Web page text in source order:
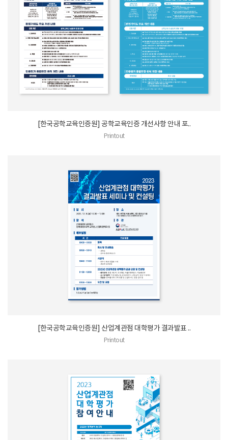
[한국공학교육인증원] 공학교육인증 개선사항 안내 포..
Printout
[한국공학교육인증원] 산업계관점 대학평가 결과발표 ..
Printout